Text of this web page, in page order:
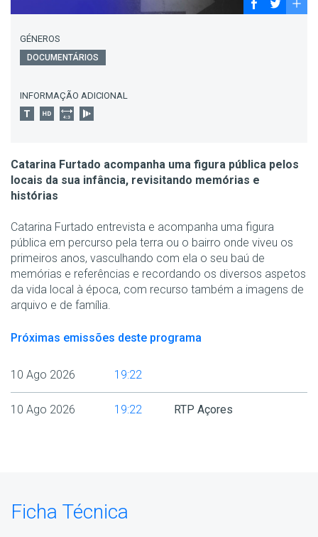
GÉNEROS
DOCUMENTÁRIOS
INFORMAÇÃO ADICIONAL
Catarina Furtado acompanha uma figura pública pelos
locais da sua infância, revisitando memórias e
histórias
Catarina Furtado entrevista e acompanha uma figura
pública em percurso pela terra ou o bairro onde viveu os
primeiros anos, vasculhando com ela o seu baú de
memórias e referências e recordando os diversos aspetos
da vida local à época, com recurso também a imagens de
arquivo e de família.
Próximas emissões deste programa
10 Ago 2026 19:22
10 Ago 2026 19:22 RTP Açores
Ficha Técnica